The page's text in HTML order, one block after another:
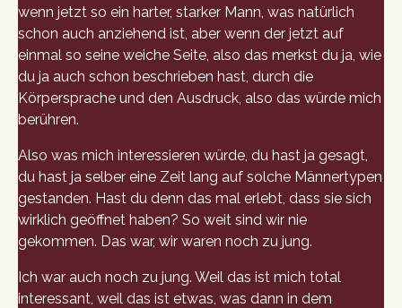
wenn jetzt so ein harter, starker Mann, was natürlich
schon auch anziehend ist, aber wenn der jetzt auf
einmal so seine weiche Seite, also das merkst du ja, wie
du ja auch schon beschrieben hast, durch die
Körpersprache und den Ausdruck, also das würde mich
berühren.
Also was mich interessieren würde, du hast ja gesagt,
du hast ja selber eine Zeit lang auf solche Männertypen
gestanden. Hast du denn das mal erlebt, dass sie sich
wirklich geöffnet haben? So weit sind wir nie
gekommen. Das war, wir waren noch zu jung.
Ich war auch noch zu jung. Weil das ist mich total
interessant, weil das ist etwas, was dann in dem